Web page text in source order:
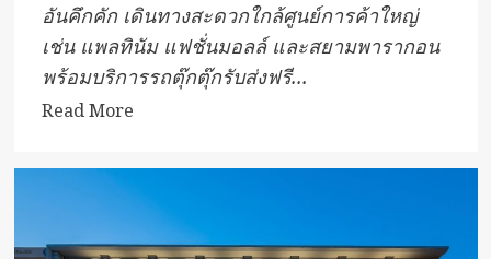
อันคึกคัก เดินทางสะดวกใกล้ศูนย์การค้าใหญ่
เช่น แพลทินัม แฟชั่นมอลล์ และสยามพารากอน
พร้อมบริการรถตุ๊กตุ๊กรับส่งฟรี...
Read MoreRead
about
โรง
แรม
วิน